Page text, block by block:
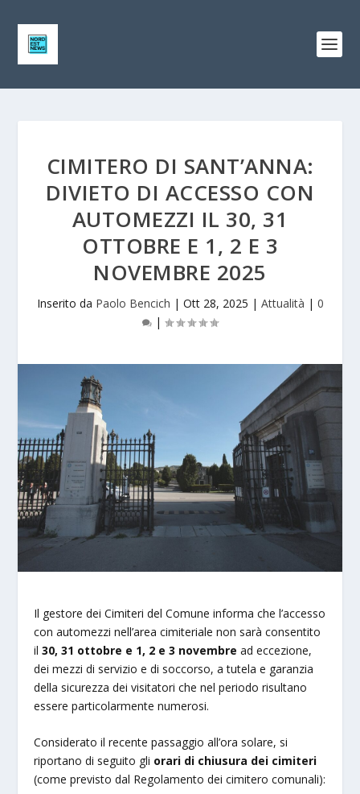
CIMITERO DI SANT’ANNA:
DIVIETO DI ACCESSO CON
AUTOMEZZI IL 30, 31
OTTOBRE E 1, 2 E 3
NOVEMBRE 2025
Inserito da Paolo Bencich | Ott 28, 2025 | Attualità | 0
|
Il gestore dei Cimiteri del Comune informa che l’accesso
con automezzi nell’area cimiteriale non sarà consentito
il30, 31 ottobre e 1, 2 e 3 novembre ad eccezione,
dei mezzi di servizio e di soccorso, a tutela e garanzia
della sicurezza dei visitatori che nel periodo risultano
essere particolarmente numerosi.
Considerato il recente passaggio all’ora solare, si
riportano di seguito gli orari di chiusura dei cimiteri
(come previsto dal Regolamento dei cimitero comunali):